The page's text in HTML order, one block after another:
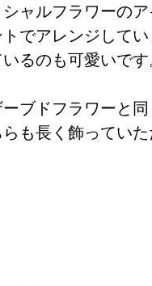
ャルフラワーの
でアレンジして
るのも可愛いで
ブドフラワーと
も長く飾ってい